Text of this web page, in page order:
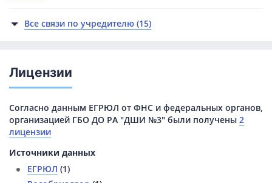
Все связи по учредителю (15)
Лицензии
Согласно данным ЕГРЮЛ от ФНС и федеральных органов,
организацией ГБО ДО РА "ДШИ №3" были получены 2
лицензии
Источники данных
ЕГРЮЛ (1)